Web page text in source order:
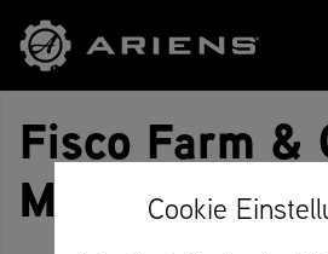
Fisco Farm &
Machinery Ltd
Cookie